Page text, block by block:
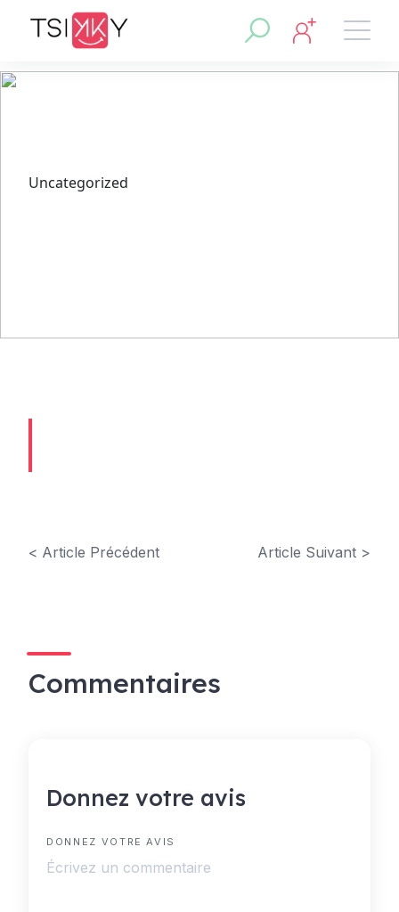
Uncategorized
< Article Précédent Article Suivant >
Commentaires
Donnez votre avis
DONNEZ VOTRE AVIS